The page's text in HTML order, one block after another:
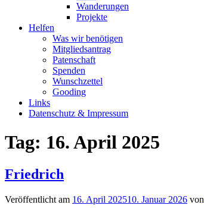
Wanderungen
Projekte
Helfen
Was wir benötigen
Mitgliedsantrag
Patenschaft
Spenden
Wunschzettel
Gooding
Links
Datenschutz & Impressum
Tag: 16. April 2025
Friedrich
Veröffentlicht am 16. April 202510. Januar 2026 von